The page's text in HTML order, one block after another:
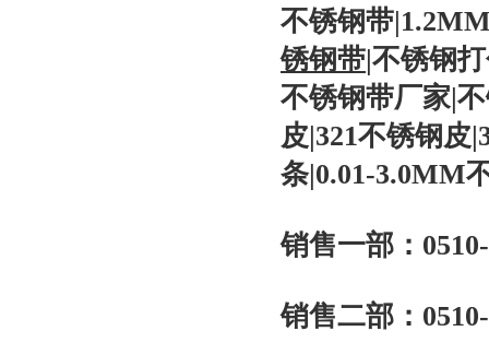
不锈钢带
锈钢带|不锈钢
不锈钢带厂家|
皮|321不锈钢皮
条|0.01-3.0MM
销售一部：
销售二部：